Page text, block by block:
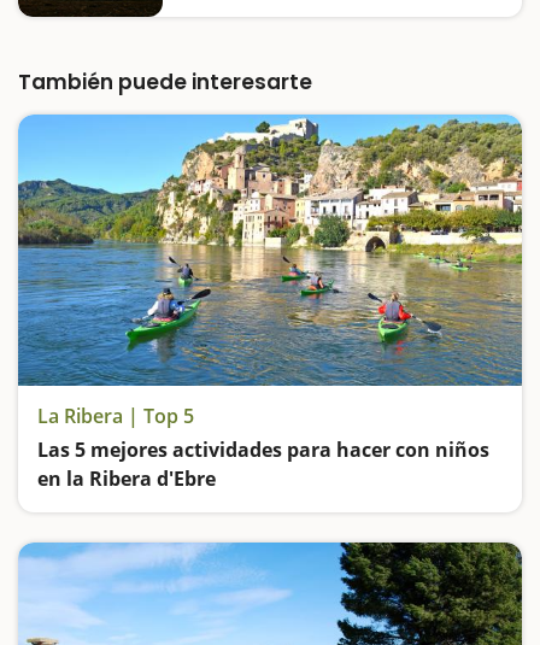
cochecito. Es un trayecto muy familiar,
rodeado de la atmósfera apacible…
También puede interesarte
La Ribera | Top 5
Las 5 mejores actividades para hacer con niños
en la Ribera d'Ebre